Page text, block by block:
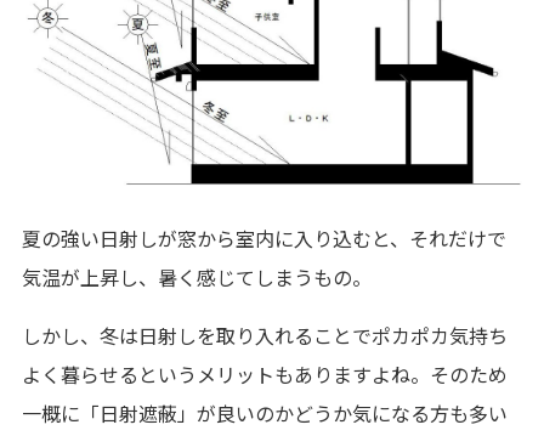
夏の強い日射しが窓から室内に入り込むと、それだけで
気温が上昇し、暑く感じてしまうもの。
しかし、冬は日射しを取り入れることでポカポカ気持ち
よく暮らせるというメリットもありますよね。そのため
一概に「日射遮蔽」が良いのかどうか気になる方も多い